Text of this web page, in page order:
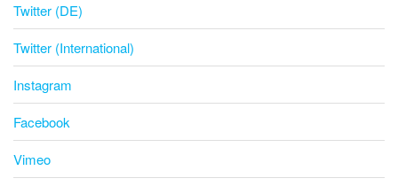
Twitter (DE)
Twitter (International)
Instagram
Facebook
Vimeo